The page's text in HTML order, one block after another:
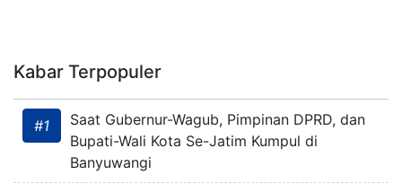
Kabar Terpopuler
#1
Saat Gubernur-Wagub, Pimpinan DPRD, dan
Bupati-Wali Kota Se-Jatim Kumpul di
Banyuwangi